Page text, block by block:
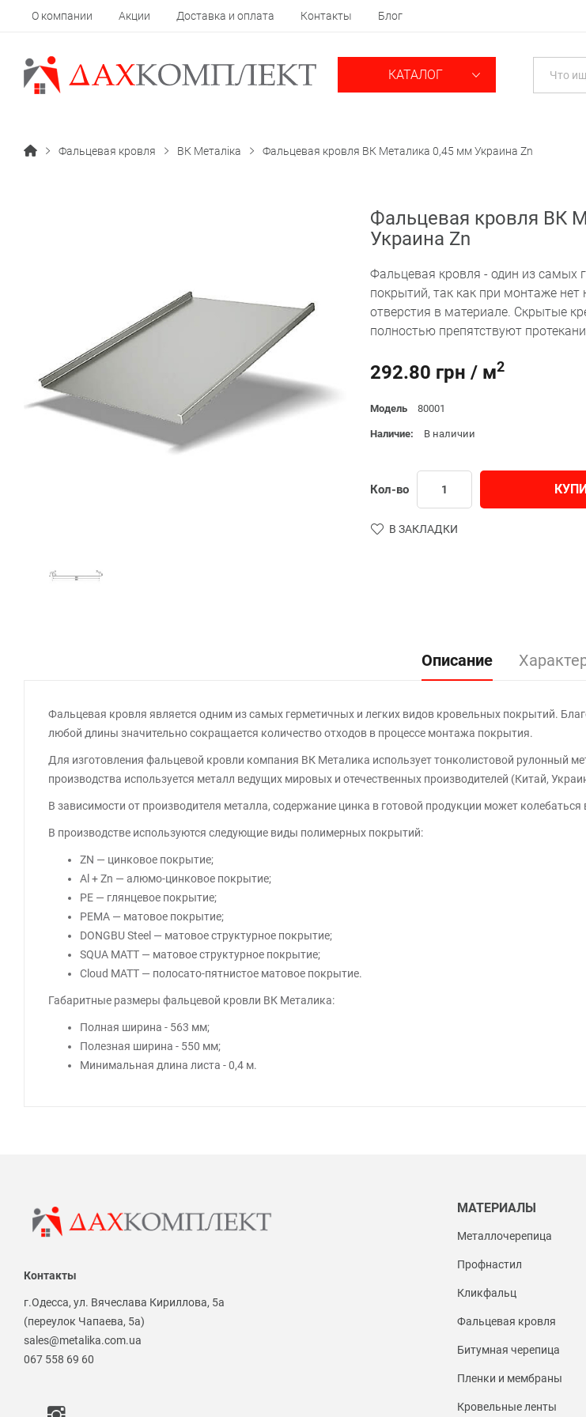
О компании Акции Доставка и оплата Контакты Блог
КАТАЛОГ
Фальцевая кровля ВК Металіка Фальцевая кровля ВК Металика 0,45 мм Украина Zn
Фальцевая кровля ВК
Украина Zn
Фальцевая кровля - один из самых
покрытий, так как при монтаже
отверстия в материале. Скрытые
полностью препятствуют
292.80 грн / м2
Модель 80001
Наличие: В наличии
Кол-во
В ЗАКЛАДКИ
Описание
Фальцевая кровля является одним из самых герметичных и легких видов кровельных покрытий.
любой длины значительно сокращается количество отходов в процессе монтажа покрытия.
Для изготовления фальцевой кровли компания ВК Металика использует тонколистовой рулонный
производства используется металл ведущих мировых и отечественных производителей (Китай,
В зависимости от производителя металла, содержание цинка в готовой продукции может колебаться
В производстве используются следующие виды полимерных покрытий:
ZN — цинковое покрытие;
Al + Zn — алюмо-цинковое покрытие;
PE — глянцевое покрытие;
PEMA — матовое покрытие;
DONGBU Steel — матовое структурное покрытие;
SQUA MATT — матовое структурное покрытие;
Cloud MATT — полосато-пятнистое матовое покрытие.
Габаритные размеры фальцевой кровли ВК Металика:
Полная ширина - 563 мм;
Полезная ширина - 550 мм;
Минимальная длина листа - 0,4 м.
Контакты
г.Одесса, ул. Вячеслава Кириллова, 5а
(переулок Чапаева, 5а)
sales@metalika.com.ua
067 558 69 60
МАТЕРИАЛЫ
Металлочерепица
Профнастил
Кликфальц
Фальцевая кровля
Битумная черепица
Пленки и мембраны
Кровельные ленты